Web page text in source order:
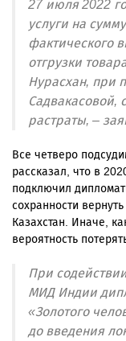
27 июля 2022
услуги на
фактического
отгрузки
Нурасхан, при
Садвакасовой,
растраты, –
Все четверо
рассказал, что в
подключил
сохранности
Казахстан. Иначе,
вероятность
При
МИД Индии
«Золотого
до введения